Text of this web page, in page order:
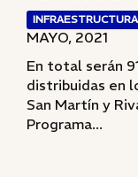
MAYO, 2021
En total serán
distribuidas en
San Martín y
Programa...